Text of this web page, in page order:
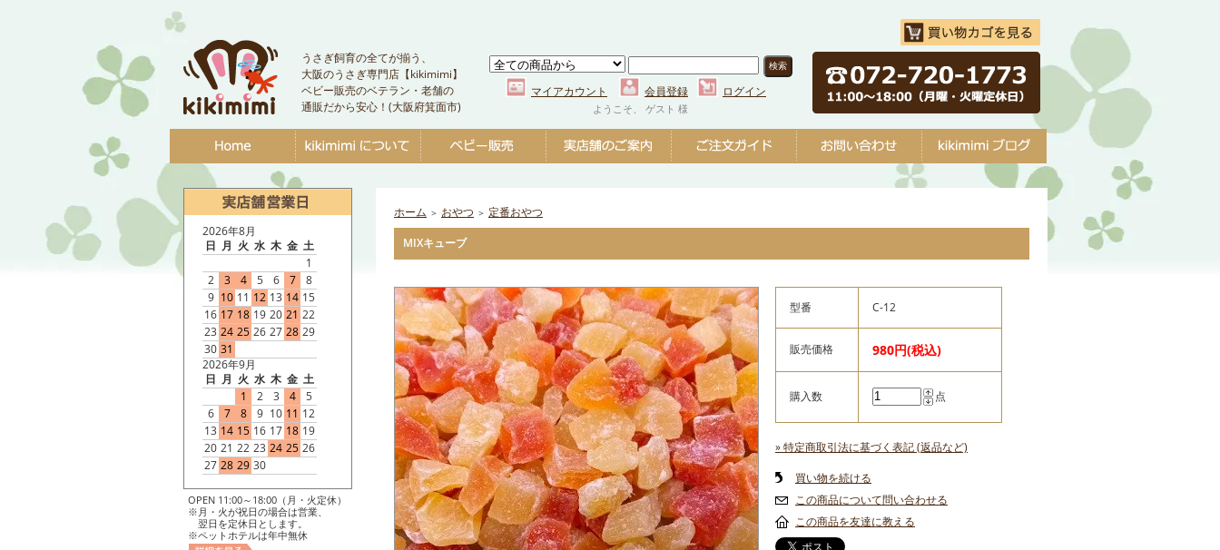
うさぎ飼育の全てが揃う、
大阪のうさぎ専門店【kikimimi】
ベビー販売のベテラン・老舗の
通販だから安心！(大阪府箕面市)
マイアカウント 会員登録 ログイン
ようこそ、 ゲスト 様
2026年8月
日 月 火 水 木 金 土
1
2
3 4 5 6 7
8
9 10 11 12 13 14 15
16 17 18 19 20 21 22
23 24 25 26 27 28 29
30 31
2026年9月
日 月 火 水 木 金 土
1
2 3 4
5
6
7 8 9 10 11 12
13 14 15 16 17 18 19
20 21 22 23 24 25 26
27 28 29 30
OPEN 11:00～18:00（月・火定休）
※月・火が祝日の場合は営業、
翌日を定休日とします。
※ペットホテルは年中無休
ホーム ＞ おやつ ＞ 定番おやつ
MIXキューブ
型番 C-12
販売価格 980円(税込)
購入数 点
» 特定商取引法に基づく表記 (返品など)
買い物を続ける
この商品について問い合わせる
この商品を友達に教える